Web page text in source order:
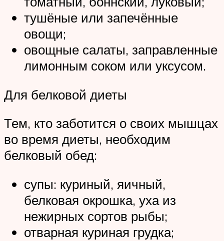
тушёные или запечённые
овощи;
овощные салаты, заправленные
лимонным соком или уксусом.
Для белковой диеты
Тем, кто заботится о своих мышцах
во время диеты, необходим
белковый обед:
супы: куриный, яичный,
белковая окрошка, уха из
нежирных сортов рыбы;
отварная куриная грудка;